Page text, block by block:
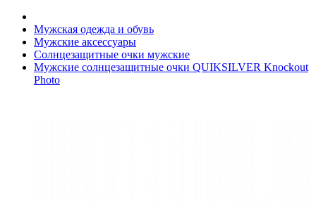
Мужская одежда и обувь
Мужские аксессуары
Солнцезащитные очки мужские
Мужские солнцезащитные очки QUIKSILVER Knockout
Photo